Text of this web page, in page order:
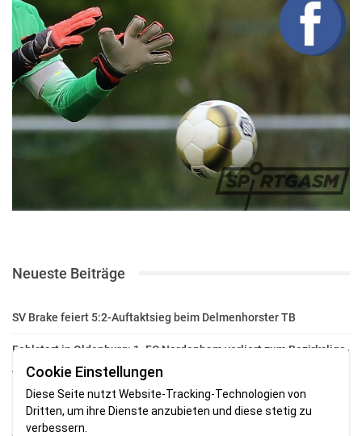
Neueste Beiträge
SV Brake feiert 5:2-Auftaktsieg beim Delmenhorster TB
Fehlstart in Oldenburg: 1. FC Nordenham verliert zum Bezirksliga-
Auftakt
Fußball in der Wesermarsch: Die Bilder vom Wochenende
Aufstieg geschafft: HSG-Unterweser-C-Jugend macht sich bereit
Cookie Einstellungen
Diese Seite nutzt Website-Tracking-Technologien von
Dritten, um ihre Dienste anzubieten und diese stetig zu
verbessern.